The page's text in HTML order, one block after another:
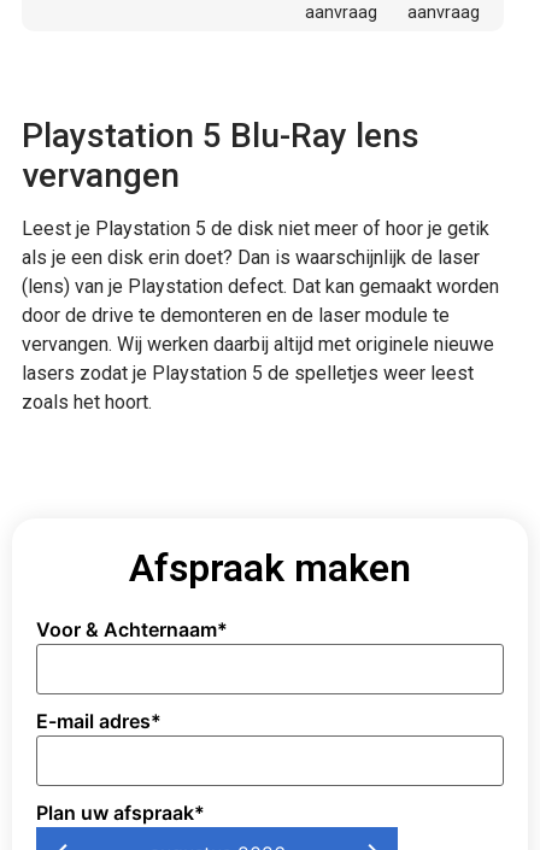
aanvraag
aanvraag
Playstation 5 Blu-Ray lens
vervangen
Leest je Playstation 5 de disk niet meer of hoor je getik
als je een disk erin doet? Dan is waarschijnlijk de laser
(lens) van je Playstation defect. Dat kan gemaakt worden
door de drive te demonteren en de laser module te
vervangen. Wij werken daarbij altijd met originele nieuwe
lasers zodat je Playstation 5 de spelletjes weer leest
zoals het hoort.
Afspraak maken
Voor & Achternaam*
E-mail adres*
Plan uw afspraak*